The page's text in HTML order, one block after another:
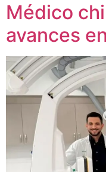
Médico
avances